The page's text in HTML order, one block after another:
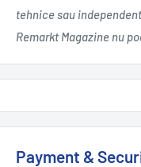
tehnice sau
Remarkt Magazine nu
Payment &